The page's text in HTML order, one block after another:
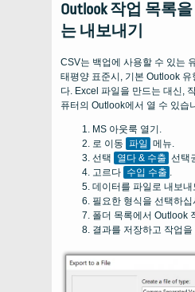
Outlook 작업 목록
는 내보내기
CSV는 백업에 사용할 수 있는
태평양 표준시, 기본 Outlook 유
다. Excel 파일을 만드는 대신,
퓨터의 Outlook에서 열 수 있습
MS 아웃룩 열기.
로 이동 파일 메뉴.
선택
열다 & 수출 선택
고르다 수입 수출 .
데이터를 파일로 내보내
필요한 형식을 선택하
폴더 목록에서 Outlook
결과를 저장하고 작업